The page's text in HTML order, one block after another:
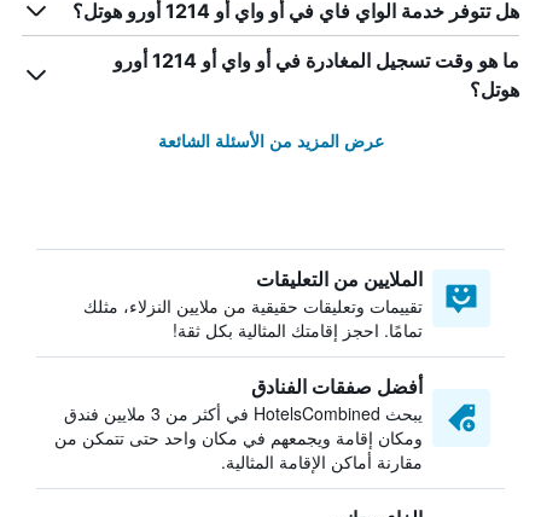
هل تتوفر خدمة الواي فاي في أو واي أو 1214 أورو هوتل؟
ما هو وقت تسجيل المغادرة في أو واي أو 1214 أورو
هوتل؟
عرض المزيد من الأسئلة الشائعة
الملايين من التعليقات
تقييمات وتعليقات حقيقية من ملايين النزلاء، مثلك
تمامًا. احجز إقامتك المثالية بكل ثقة!
أفضل صفقات الفنادق
يبحث HotelsCombined في أكثر من 3 ملايين فندق
ومكان إقامة ويجمعهم في مكان واحد حتى تتمكن من
مقارنة أماكن الإقامة المثالية.